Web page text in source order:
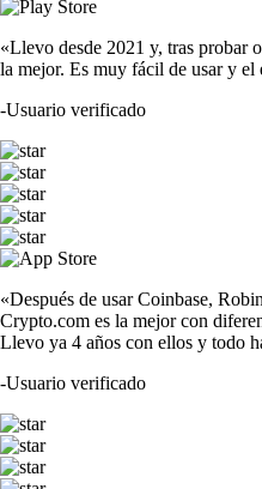
«Llevo desde 2021 y, tras probar
la mejor. Es muy fácil de usar y el
-Usuario verificado
«Después de usar Coinbase,
Crypto.com es la mejor con
Llevo ya 4 años con ellos y todo
-Usuario verificado